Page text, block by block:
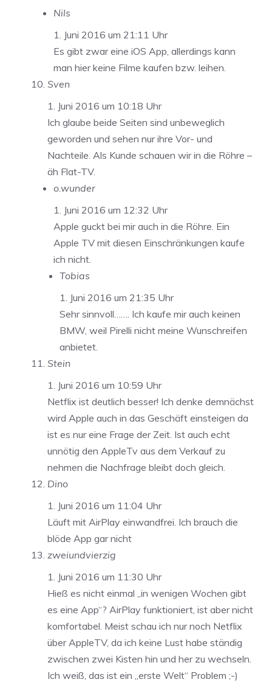
Nils
1. Juni 2016 um 21:11 Uhr
Es gibt zwar eine iOS App, allerdings kann
man hier keine Filme kaufen bzw. leihen.
Sven
1. Juni 2016 um 10:18 Uhr
Ich glaube beide Seiten sind unbeweglich
geworden und sehen nur ihre Vor- und
Nachteile. Als Kunde schauen wir in die Röhre –
äh Flat-TV.
o.wunder
1. Juni 2016 um 12:32 Uhr
Apple guckt bei mir auch in die Röhre. Ein
Apple TV mit diesen Einschränkungen kaufe
ich nicht.
Tobias
1. Juni 2016 um 21:35 Uhr
Sehr sinnvoll……. Ich kaufe mir auch keinen
BMW, weil Pirelli nicht meine Wunschreifen
anbietet.
Stein
1. Juni 2016 um 10:59 Uhr
Netflix ist deutlich besser! Ich denke demnächst
wird Apple auch in das Geschäft einsteigen da
ist es nur eine Frage der Zeit. Ist auch echt
unnötig den AppleTv aus dem Verkauf zu
nehmen die Nachfrage bleibt doch gleich.
Dino
1. Juni 2016 um 11:04 Uhr
Läuft mit AirPlay einwandfrei. Ich brauch die
blöde App gar nicht
zweiundvierzig
1. Juni 2016 um 11:30 Uhr
Hieß es nicht einmal „in wenigen Wochen gibt
es eine App“? AirPlay funktioniert, ist aber nicht
komfortabel. Meist schau ich nur noch Netflix
über AppleTV, da ich keine Lust habe ständig
zwischen zwei Kisten hin und her zu wechseln.
Ich weiß, das ist ein „erste Welt“ Problem ;-)